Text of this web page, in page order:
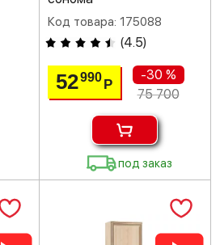
Код товара: 175088
(4.5)
52990 Р
-30 %
75 700
под заказ